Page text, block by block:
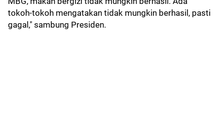
tokoh-tokoh mengatakan tidak mungkin berhasil, pasti
gagal," sambung Presiden.